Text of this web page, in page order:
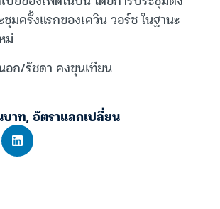
มครั้งแรกของเควิน วอร์ช ในฐานะ
ม่
อก/รัชดา คงขุนเทียน
บาท,อัตราแลกเปลี่ยน